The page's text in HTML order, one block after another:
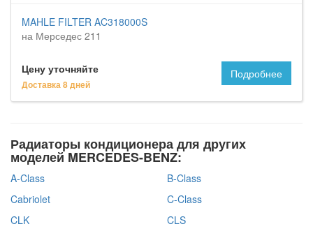
MAHLE FILTER AC318000S
на Мерседес 211
Цену уточняйте
Доставка 8 дней
Подробнее
Радиаторы кондиционера для других
моделей MERCEDES-BENZ:
A-Class
B-Class
Cabriolet
C-Class
CLK
CLS